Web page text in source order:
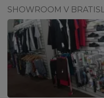
SHOWROOM V